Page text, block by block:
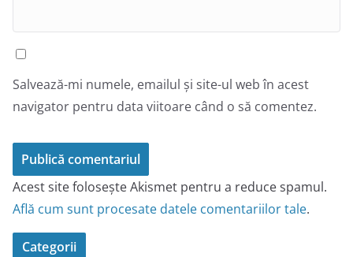
Salvează-mi numele, emailul și site-ul web în acest
navigator pentru data viitoare când o să comentez.
Acest site folosește Akismet pentru a reduce spamul.
Află cum sunt procesate datele comentariilor tale.
Categorii